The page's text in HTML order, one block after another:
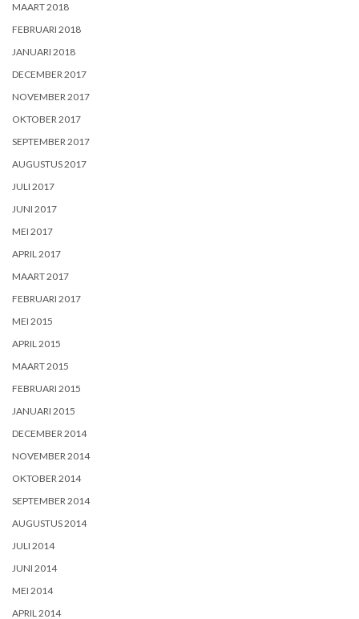
MAART 2018
FEBRUARI 2018
JANUARI 2018
DECEMBER 2017
NOVEMBER 2017
OKTOBER 2017
SEPTEMBER 2017
AUGUSTUS 2017
JULI 2017
JUNI 2017
MEI 2017
APRIL 2017
MAART 2017
FEBRUARI 2017
MEI 2015
APRIL 2015
MAART 2015
FEBRUARI 2015
JANUARI 2015
DECEMBER 2014
NOVEMBER 2014
OKTOBER 2014
SEPTEMBER 2014
AUGUSTUS 2014
JULI 2014
JUNI 2014
MEI 2014
APRIL 2014